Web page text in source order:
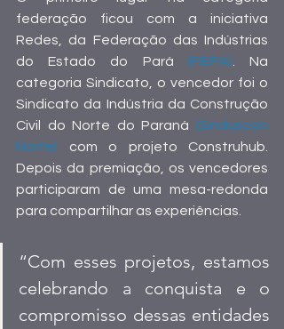
federação ficou com a iniciativa
Redes, da Federação das Indústrias
do Estado do Pará (FIEPA) . Na
categoria Sindicato, o vencedor foi o
Sindicato da Indústria da Construção
Civil do Norte do Paraná (Sinduscon
Norte) com o projeto Construhub.
Depois da premiação, os vencedores
participaram de uma mesa-redonda
para compartilhar as experiências.
“Com esses projetos, estamos
celebrando a conquista e o
compromisso dessas entidades